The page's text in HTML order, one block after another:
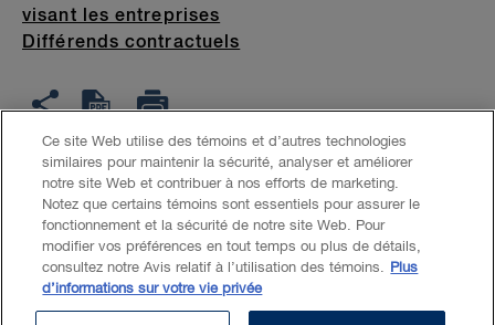
Natalia maintains a diverse
commercial litigation practice,
with a focus on:
visant les entreprises
Différends contractuels
Ce site Web utilise des témoins et d’autres technologies
similaires pour maintenir la sécurité, analyser et améliorer
notre site Web et contribuer à nos efforts de marketing.
Notez que certains témoins sont essentiels pour assurer le
fonctionnement et la sécurité de notre site Web. Pour
modifier vos préférences en tout temps ou plus de détails,
consultez notre Avis relatif à l’utilisation des témoins.
Plus
d’informations sur votre vie privée